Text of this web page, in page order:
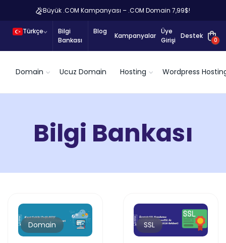
Büyük .COM Kampanyası – .COM Domain 7,99$!
Türkçe
Bilgi
Bankası
Blog
Kampanyalar
Üye
Girişi
Destek
0
Domain Ucuz Domain Hosting Wordpress
Bilgi Bankası
Domain SSL